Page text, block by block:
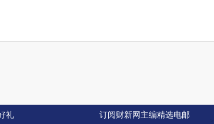
礼 订阅财新网主编精选电邮